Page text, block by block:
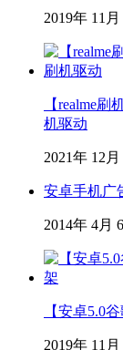
2019年 11月
【realme
机驱动
2021年 12月
安卓手机广
2014年 4月
【安卓5.0
2019年 11月